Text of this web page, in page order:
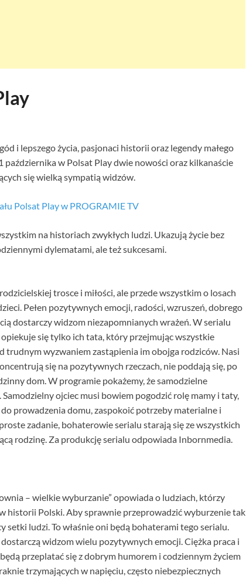
i lepszego życia, pasjonaci historii oraz legendy małego
w Polsat Play dwie nowości oraz kilkanaście
się wielką sympatią widzów.
Polsat Play w PROGRAMIE TV
na historiach zwykłych ludzi. Ukazują życie bez
dylematami, ale też sukcesami.
trosce i miłości, ale przede wszystkim o losach
Pełen pozytywnych emocji, radości, wzruszeń, dobrego
dostarczy widzom niezapomnianych wrażeń. W serialu
się tylko ich tata, który przejmując wszystkie
trudnym wyzwaniem zastąpienia im obojga rodziców. Nasi
się na pozytywnych rzeczach, nie poddają się, po
dom. W programie pokażemy, że samodzielne
ojciec musi bowiem pogodzić rolę mamy i taty,
prowadzenia domu, zaspokoić potrzeby materialne i
zadanie, bohaterowie serialu starają się ze wszystkich
rodzinę. Za produkcję serialu odpowiada Inbornmedia.
– wielkie wyburzanie” opowiada o ludziach, którzy
historii Polski. Aby sprawnie przeprowadzić wyburzenie tak
ludzi. To właśnie oni będą bohaterami tego serialu.
widzom wielu pozytywnych emocji. Ciężka praca i
przeplatać się z dobrym humorem i codziennym życiem
trzymających w napięciu, często niebezpiecznych